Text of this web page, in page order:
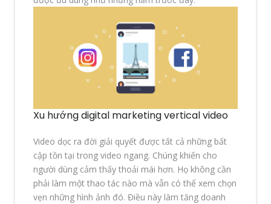
Xu hướng digital marketing vertical video
Video dọc ra đời giải quyết được tất cả những bất
cập tồn tại trong video ngang. Chúng khiến cho
người dùng cảm thấy thoải mái hơn. Họ không cần
phải làm một thao tác nào mà vẫn có thể xem chọn
vẹn những hình ảnh đó. Điều này làm tăng doanh